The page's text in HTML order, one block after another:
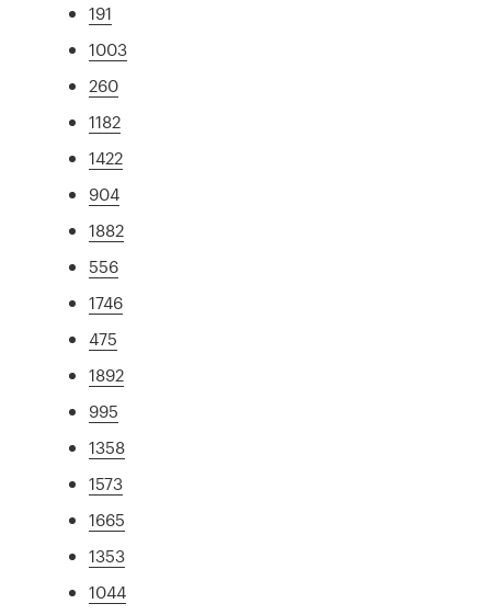
191
1003
260
1182
1422
904
1882
556
1746
475
1892
995
1358
1573
1665
1353
1044